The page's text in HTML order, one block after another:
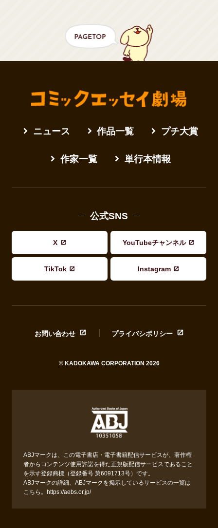
ニュース 作品一覧 プチ大賞
作家一覧 単行本情報
公式SNS
X YouTubeチャンネル
TikTok Instagram
お問い合わせ プライバシポリシー
© KADOKAWA CORPORATION 2026
ABJマークは、この電子書店・電子書籍配信サービスが、著作権
者からコンテンツ使用許諾を得た正規版配信サービスであること
を示す登録商標（登録番号 第6091713号）です。
ABJマークの詳細、ABJマークを掲示しているサービスの一覧は
こちら。
https://aebs.or.jp/